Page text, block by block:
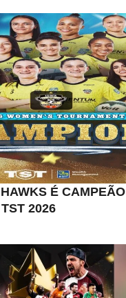
É CAMPEÃO
2026